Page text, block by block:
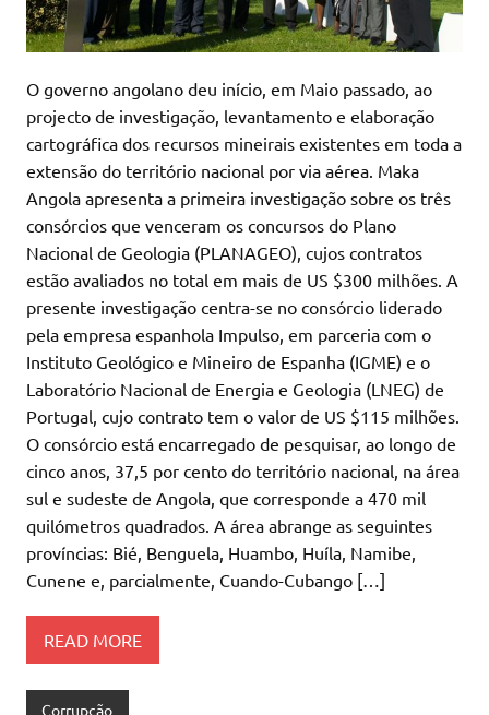
O governo angolano deu início, em Maio passado, ao
projecto de investigação, levantamento e elaboração
cartográfica dos recursos mineirais existentes em toda a
extensão do território nacional por via aérea. Maka
Angola apresenta a primeira investigação sobre os três
consórcios que venceram os concursos do Plano
Nacional de Geologia (PLANAGEO), cujos contratos
estão avaliados no total em mais de US $300 milhões. A
presente investigação centra-se no consórcio liderado
pela empresa espanhola Impulso, em parceria com o
Instituto Geológico e Mineiro de Espanha (IGME) e o
Laboratório Nacional de Energia e Geologia (LNEG) de
Portugal, cujo contrato tem o valor de US $115 milhões.
O consórcio está encarregado de pesquisar, ao longo de
cinco anos, 37,5 por cento do território nacional, na área
sul e sudeste de Angola, que corresponde a 470 mil
quilómetros quadrados. A área abrange as seguintes
províncias: Bié, Benguela, Huambo, Huíla, Namibe,
Cunene e, parcialmente, Cuando-Cubango […]
READ MORE
Corrupção